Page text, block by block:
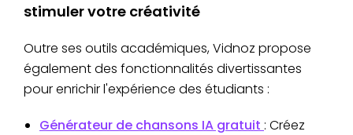
stimuler votre créativité
Outre ses outils académiques, Vidnoz propose
également des fonctionnalités divertissantes
pour enrichir l'expérience des étudiants :
Générateur de chansons IA gratuit : Créez